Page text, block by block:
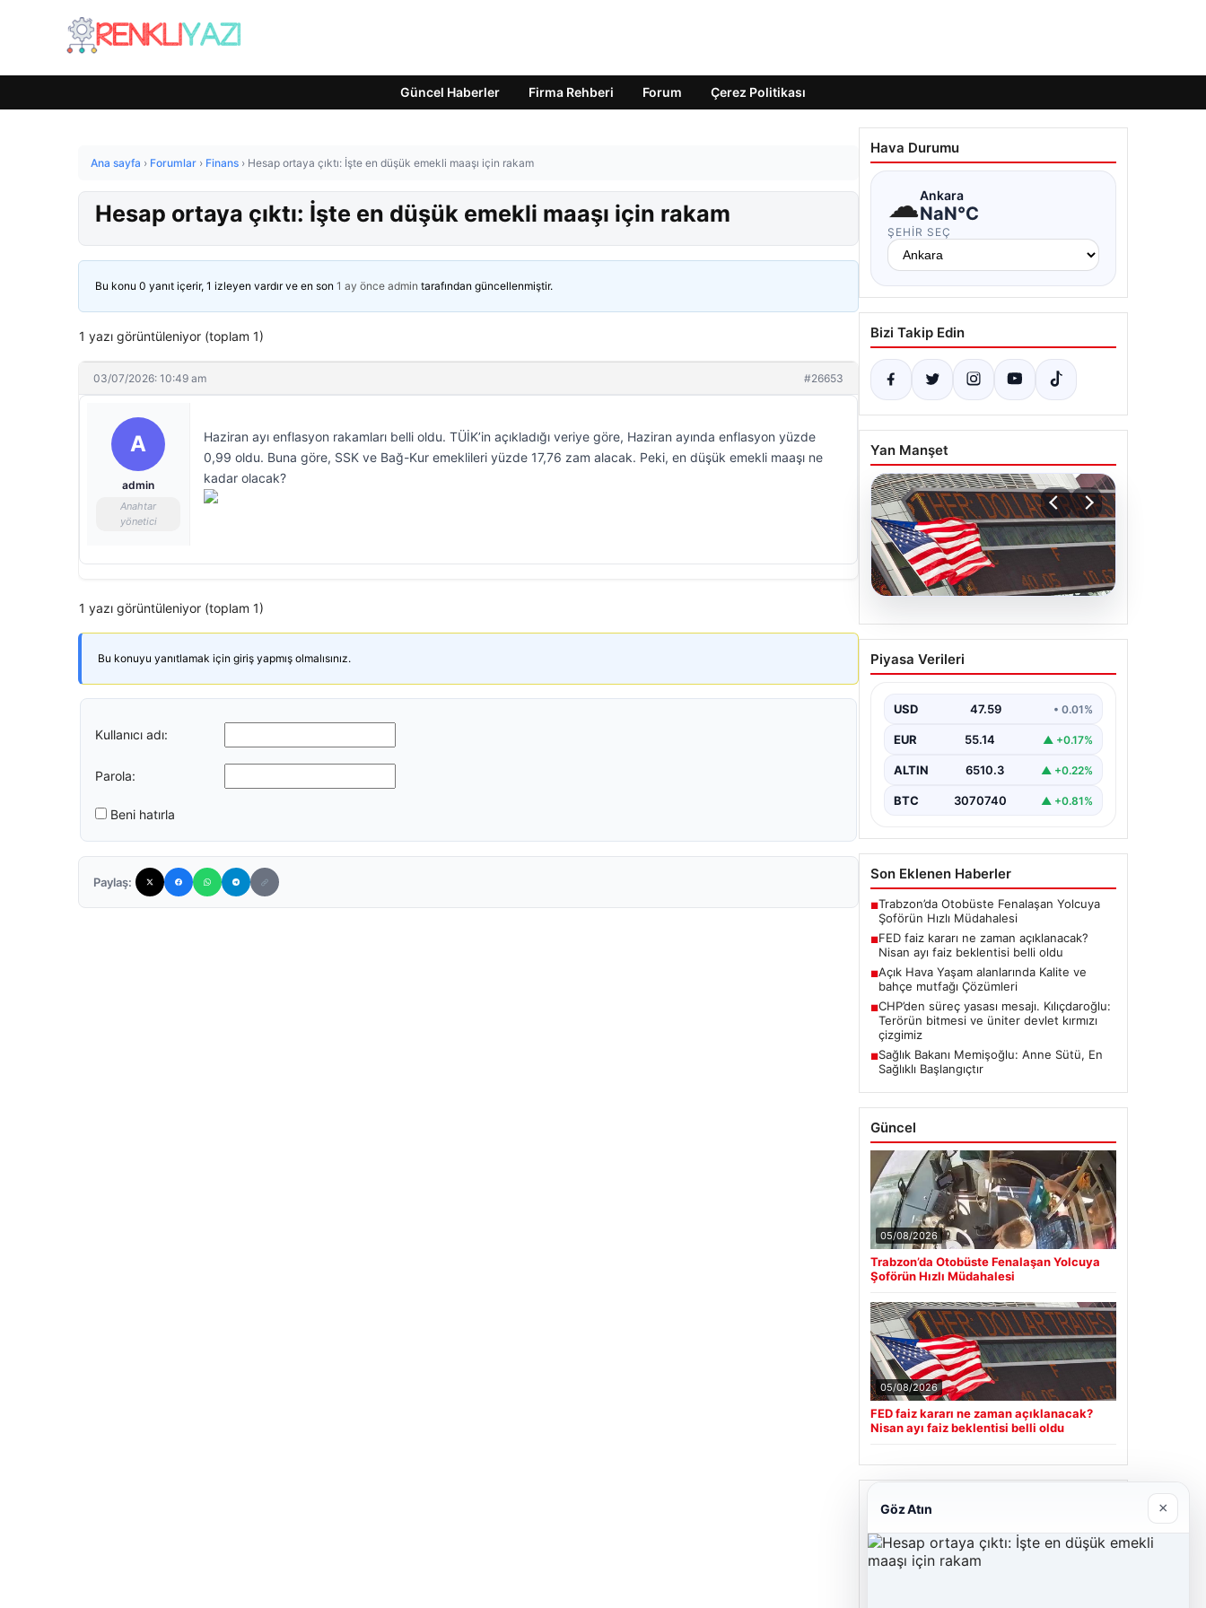
Güncel Haberler Firma Rehberi Forum Çerez Politikası
Ana sayfa › Forumlar › Finans › Hesap ortaya çıktı: İşte en düşük emekli maaşı için rakam
Hesap ortaya çıktı: İşte en düşük emekli maaşı için rakam
Bu konu 0 yanıt içerir, 1 izleyen vardır ve en son 1 ay önce admin tarafından güncellenmiştir.
1 yazı görüntüleniyor (toplam 1)
03/07/2026: 10:49 am #26653
A
admin
Anahtar
yönetici
Haziran ayı enflasyon rakamları belli oldu. TÜİK’in açıkladığı veriye göre, Haziran ayında enflasyon yüzde
0,99 oldu. Buna göre, SSK ve Bağ-Kur emeklileri yüzde 17,76 zam alacak. Peki, en düşük emekli maaşı ne
kadar olacak?
1 yazı görüntüleniyor (toplam 1)
Bu konuyu yanıtlamak için giriş yapmış olmalısınız.
Kullanıcı adı:
Parola:
Beni hatırla
Paylaş:
Hava Durumu
☁Ankara
NaN°C
ŞEHIR SEÇ
Bizi Takip Edin
Yan Manşet
05.08.2026
FED faiz kararı ne zaman
açıklanacak? Nisan ayı
Piyasa Verileri
USD 47.59 • 0.01%
EUR 55.14 ▲ +0.17%
ALTIN 6510.3 ▲ +0.22%
BTC 3070740 ▲ +0.81%
Son Eklenen Haberler
■Trabzon’da Otobüste Fenalaşan Yolcuya
Şoförün Hızlı Müdahalesi
■FED faiz kararı ne zaman açıklanacak?
Nisan ayı faiz beklentisi belli oldu
■Açık Hava Yaşam alanlarında Kalite ve
bahçe mutfağı Çözümleri
■CHP’den süreç yasası mesajı. Kılıçdaroğlu:
Terörün bitmesi ve üniter devlet kırmızı
çizgimiz
■Sağlık Bakanı Memişoğlu: Anne Sütü, En
Sağlıklı Başlangıçtır
Güncel
05/08/2026
Trabzon’da Otobüste Fenalaşan Yolcuya
Şoförün Hızlı Müdahalesi
05/08/2026
FED faiz kararı ne zaman açıklanacak?
Nisan ayı faiz beklentisi belli oldu
Son Eklenen Firmalar
Cengiz Sigorta
23/06/2026
Göz Atın ×